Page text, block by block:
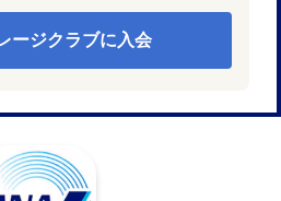
ージクラブに入会